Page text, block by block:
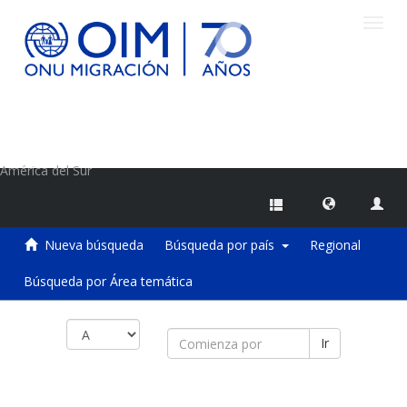
América del Sur
Nueva búsqueda Búsqueda por país Regional
Búsqueda por Área temática
Ir